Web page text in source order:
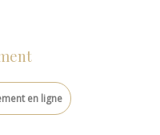
en ligne